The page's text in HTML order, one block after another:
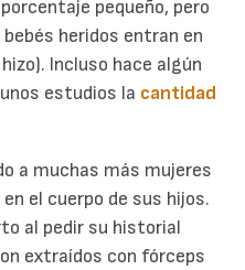
pequeño, pero
heridos entran en
Incluso hace algún
estudios la cantidad
a muchas más mujeres
el cuerpo de sus hijos.
al pedir su historial
extraídos con fórceps